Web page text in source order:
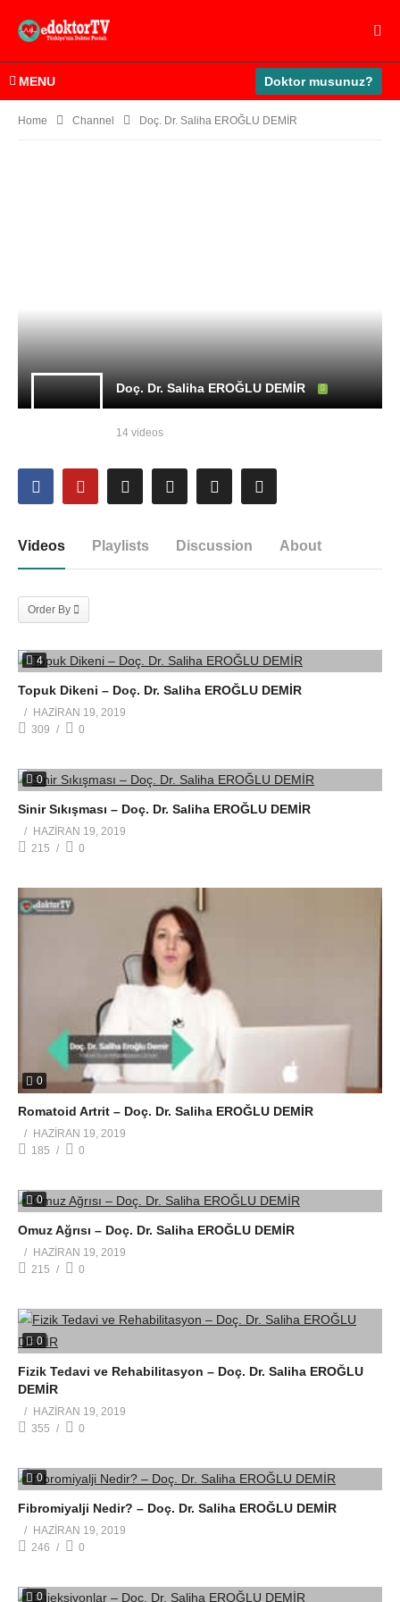
MENU Doktor musunuz?
Home Channel Doç. Dr. Saliha EROĞLU DEMİR
Doç. Dr. Saliha EROĞLU DEMİR
14 videos
Videos Playlists Discussion About
Order By
4
Topuk Dikeni – Doç. Dr. Saliha EROĞLU DEMİR
HAZIRAN 19, 2019
309
0
0
Sinir Sıkışması – Doç. Dr. Saliha EROĞLU DEMİR
HAZIRAN 19, 2019
215
0
0
Romatoid Artrit – Doç. Dr. Saliha EROĞLU DEMİR
HAZIRAN 19, 2019
185
0
0
Omuz Ağrısı – Doç. Dr. Saliha EROĞLU DEMİR
HAZIRAN 19, 2019
215
0
0
Fizik Tedavi ve Rehabilitasyon – Doç. Dr. Saliha EROĞLU
DEMİR
HAZIRAN 19, 2019
355
0
0
Fibromiyalji Nedir? – Doç. Dr. Saliha EROĞLU DEMİR
HAZIRAN 19, 2019
246
0
0